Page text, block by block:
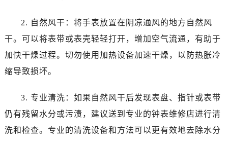
2. 自然风干：将手表放置在阴凉通风的地方自然风
干。可以将表带或表壳轻轻打开，增加空气流通，有助于
加快干燥过程。切勿使用加热设备加速干燥，以防热胀冷
缩导致损坏。
3. 专业清洗：如果自然风干后发现表盘、指针或表带
仍有残留水分或污渍，建议送到专业的钟表维修店进行清
洗和检查。专业的清洗设备和方法可以更有效地去除水分